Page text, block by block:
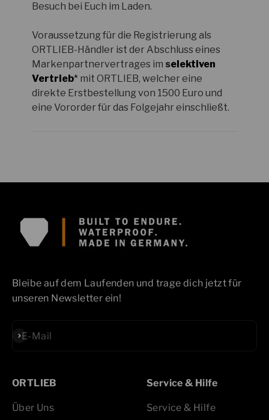
Bleibe auf dem Laufenden und trage dich jetzt für
unseren Newsletter ein!
E-Mail
Abonnieren
ORTLIEB
Über Uns
Service & Hilfe
Service & Hilfe